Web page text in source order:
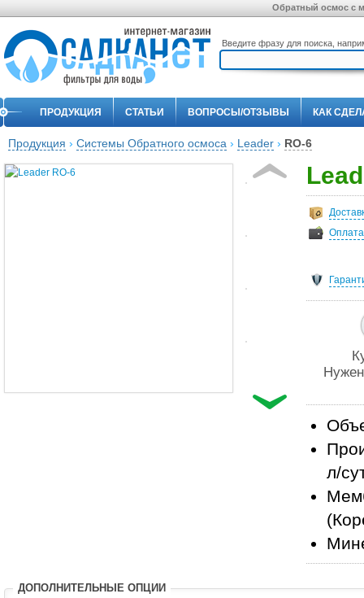
Обратный осмос с
Введите фразу для поиска,
ПРОДУКЦИЯ СТАТЬИ ВОПРОСЫ/ОТЗЫВЫ КАК
Продукция › Системы Обратного осмоса › Leader › RO-6
Оплата
л/
ДОПОЛНИТЕЛЬНЫЕ ОПЦИИ